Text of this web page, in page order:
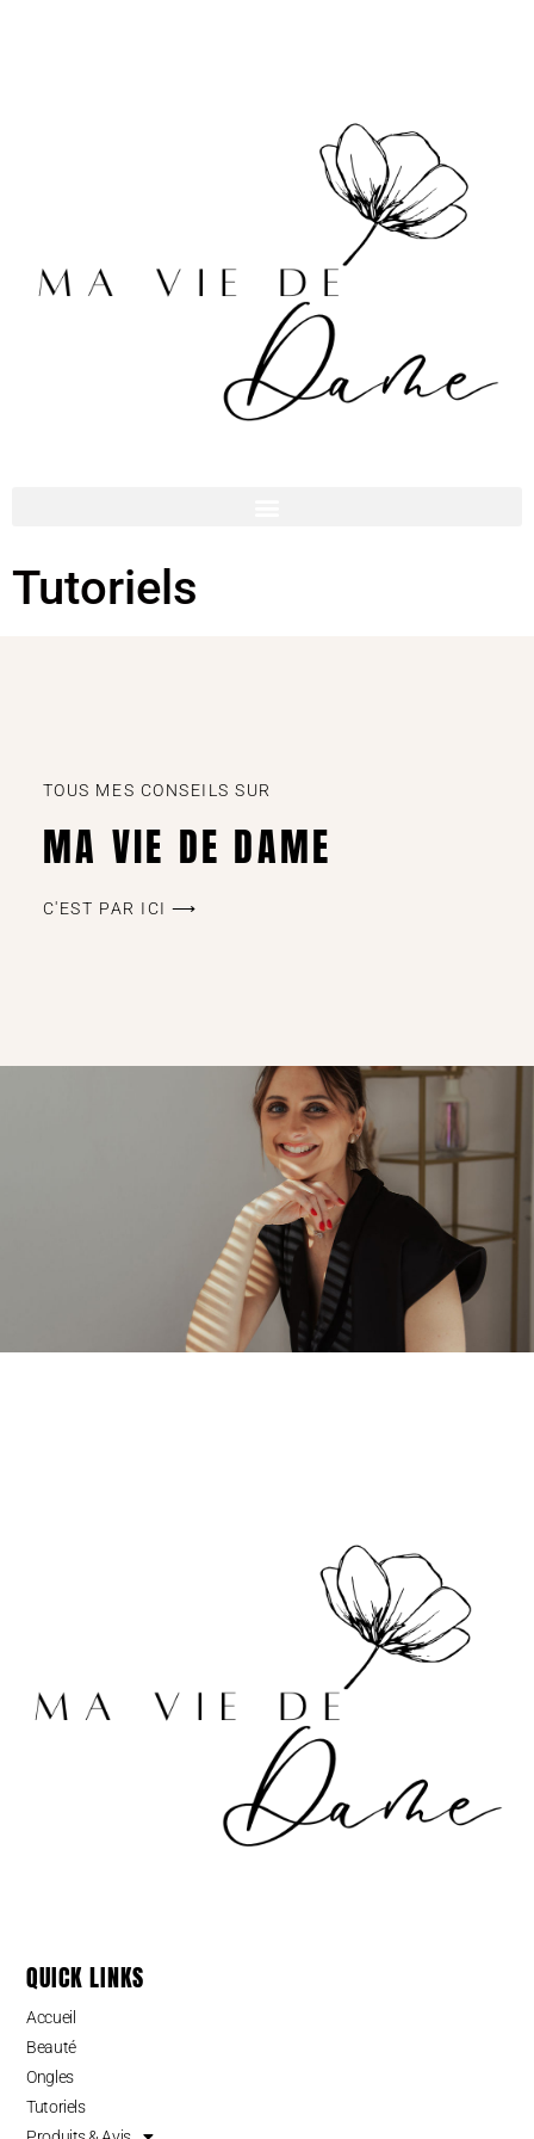
Tutoriels
TOUS MES CONSEILS SUR
MA VIE DE DAME
C'EST PAR ICI ⟶
QUICK LINKS
Accueil
Beauté
Ongles
Tutoriels